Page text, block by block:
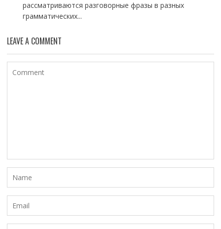
рассматриваются разговорные фразы в разных
грамматических...
LEAVE A COMMENT